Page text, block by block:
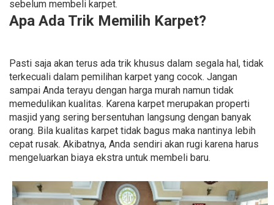
sebelum membeli karpet.
Apa Ada Trik Memilih Karpet?
Pasti saja akan terus ada trik khusus dalam segala hal, tidak
terkecuali dalam pemilihan karpet yang cocok. Jangan
sampai Anda terayu dengan harga murah namun tidak
memedulikan kualitas. Karena karpet merupakan properti
masjid yang sering bersentuhan langsung dengan banyak
orang. Bila kualitas karpet tidak bagus maka nantinya lebih
cepat rusak. Akibatnya, Anda sendiri akan rugi karena harus
mengeluarkan biaya ekstra untuk membeli baru.